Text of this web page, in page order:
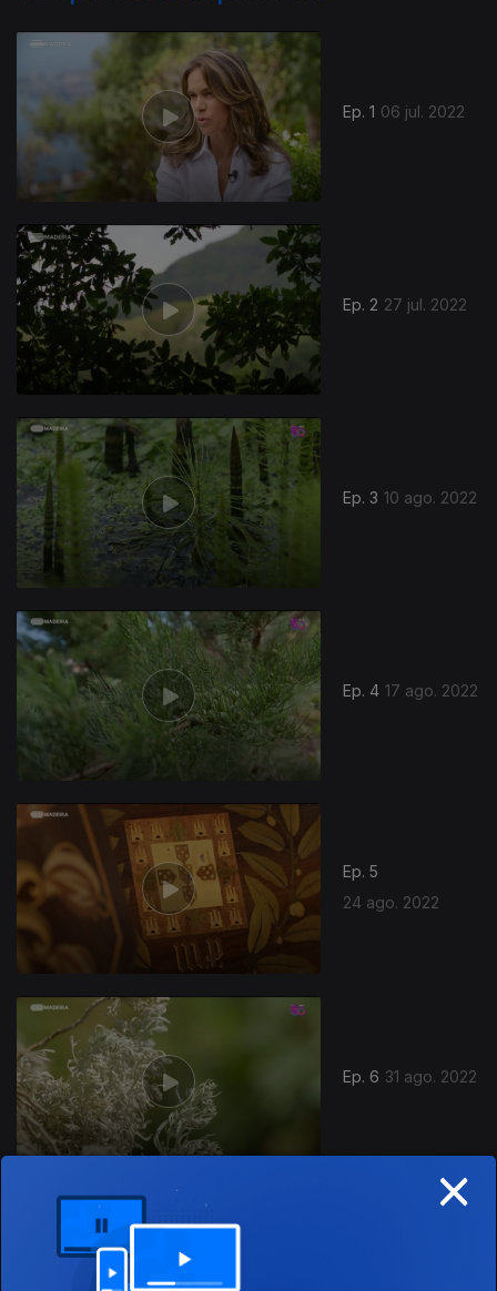
Ep. 1 06 jul. 2022
Ep. 2 27 jul. 2022
Ep. 3 10 ago. 2022
Ep. 4 17 ago. 2022
Ep. 5
24 ago. 2022
Ep. 6 31 ago. 2022
×